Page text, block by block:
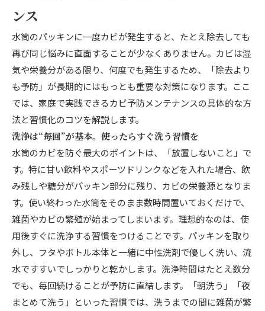
ンス
水筒のパッキンに一度カビが発生すると、たとえ除去しても
再び同じ悩みに直面することが少なくありません。カビは湿
気や栄養分がある限り、何度でも発生するため、「除去より
も予防」が長期的にはもっとも重要な対策になります。ここ
では、家庭で実践できるカビ予防メンテナンスの具体的な方
法と習慣化のコツを解説します。
洗浄は“毎回”が基本。使ったらすぐ洗う習慣を
水筒のカビを防ぐ最大のポイントは、「放置しないこと」で
す。特に甘い飲料やスポーツドリンクなどを入れた場合、飲
み残しや糖分がパッキン部分に残り、カビの栄養源となりま
す。使い終わった水筒をそのまま数時間置いておくだけで、
雑菌やカビの繁殖が始まってしまいます。理想的なのは、使
用後すぐに洗浄する習慣をつけることです。パッキンを取り
外し、フタやボトル本体と一緒に中性洗剤で優しく洗い、流
水ですすいでしっかりと乾かします。洗浄時間はたとえ数分
でも、毎回続けることが予防に直結します。「朝洗う」「夜
まとめて洗う」といった習慣では、洗うまでの間に雑菌が繁